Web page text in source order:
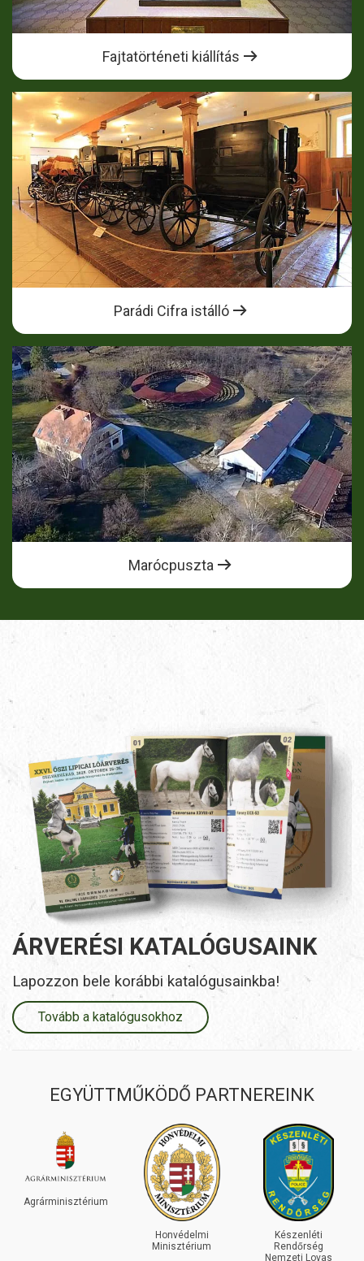
Fajtatörténeti kiállítás
Parádi Cifra istálló
Marócpuszta
ÁRVERÉSI KATALÓGUSAINK
Lapozzon bele korábbi katalógusainkba!
Tovább a katalógusokhoz
EGYÜTTMŰKÖDŐ PARTNEREINK
Készenléti
Rendőrség